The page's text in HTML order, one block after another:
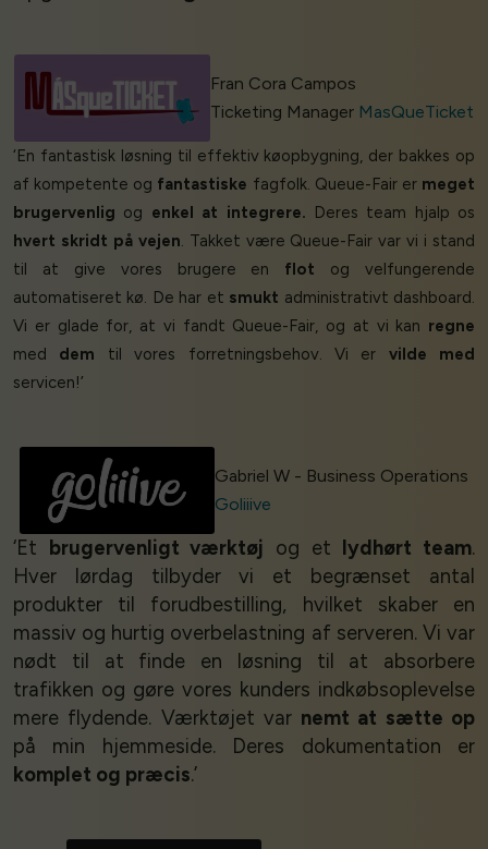
Fran Cora Campos
Ticketing Manager MasQueTicket
‘En fantastisk løsning til effektiv køopbygning, der bakkes op
af kompetente og fantastiske fagfolk. Queue-Fair er meget
brugervenlig og enkel at integrere. Deres team hjalp os
hvert skridt på vejen. Takket være Queue-Fair var vi i stand
til at give vores brugere en flot og velfungerende
automatiseret kø. De har et smukt administrativt dashboard.
Vi er glade for, at vi fandt Queue-Fair, og at vi kan regne
med dem til vores forretningsbehov. Vi er vilde med
servicen!’
Gabriel W - Business Operations
Goliiive
‘Et brugervenligt værktøj og et lydhørt team.
Hver lørdag tilbyder vi et begrænset antal
produkter til forudbestilling, hvilket skaber en
massiv og hurtig overbelastning af serveren. Vi var
nødt til at finde en løsning til at absorbere
trafikken og gøre vores kunders indkøbsoplevelse
mere flydende. Værktøjet var nemt at sætte op
på min hjemmeside. Deres dokumentation er
komplet og præcis.’